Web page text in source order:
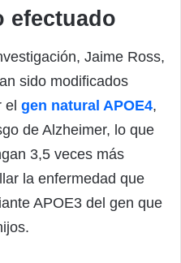
efectuado
Jaime Ross,
sido modificados
gen natural APOE4,
de Alzheimer, lo que
3,5 veces más
la enfermedad que
APOE3 del gen que